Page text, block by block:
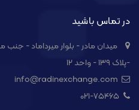
در تماس باشید
میدان مادر - بلوار میرداماد -
-پلاک ۱۳۹ - واحد ۱۲
021-۷۵۴۶۵